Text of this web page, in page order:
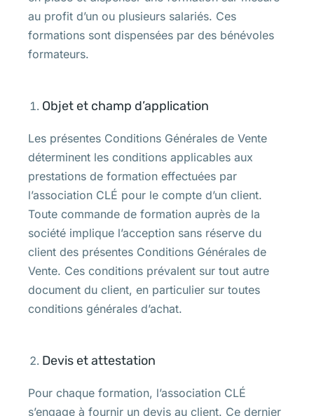
au profit d’un ou plusieurs salariés. Ces
formations sont dispensées par des bénévoles
formateurs.
Objet et champ d’application
Les présentes Conditions Générales de Vente
déterminent les conditions applicables aux
prestations de formation effectuées par
l’association CLÉ pour le compte d’un client.
Toute commande de formation auprès de la
société implique l’acception sans réserve du
client des présentes Conditions Générales de
Vente. Ces conditions prévalent sur tout autre
document du client, en particulier sur toutes
conditions générales d’achat.
Devis et attestation
Pour chaque formation, l’association CLÉ
s’engage à fournir un devis au client. Ce dernier